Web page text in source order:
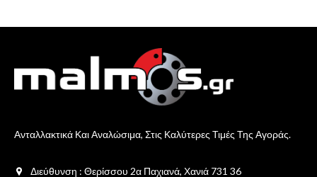
Ανταλλακτικά Και Αναλώσιμα, Στις Καλύτερες Τιμές Της Αγοράς.
Διεύθυνση : Θερίσσου 2α Παχιανά, Χανιά 731 36